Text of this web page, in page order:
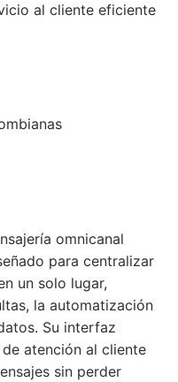
al cliente eficiente
omnicanal
para centralizar
un solo lugar,
la automatización
Su interfaz
atención al cliente
sin perder